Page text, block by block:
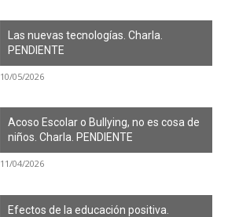
Las nuevas tecnologías. Charla.
PENDIENTE
10/05/2026
Acoso Escolar o Bullying, no es cosa de
niños. Charla. PENDIENTE
11/04/2026
Efectos de la educación positiva.